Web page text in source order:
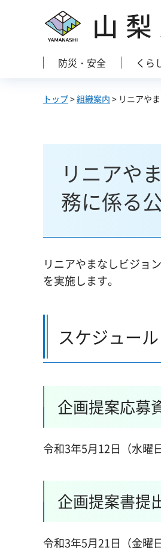
山梨県
防災・安全 くら
トップ>組織案内 > リニアや
リニアや
務に係る
リニアやまなしビジョ
を実施します。
スケジュール
企画提案応募
令和3年5月12日（水曜
企画提案書提
令和3年5月21日（金曜